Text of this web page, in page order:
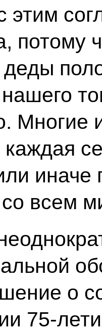
этим
потому
Многие
каждая
иначе
всем
о